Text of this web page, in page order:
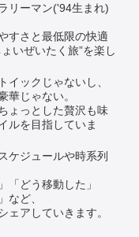
リーマン('94生まれ)
すさと最低限の快適
いぜいたく旅”を楽し
イックじゃないし、
華じゃない。
ょっとした贅沢も味
ルを目指していま
ケジュールや時系列
「どう移動した」
など、
ェアしていきます。